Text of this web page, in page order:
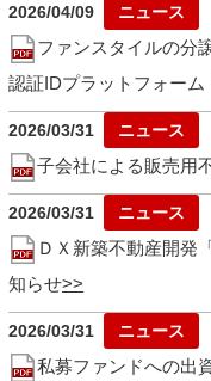
2026/04/09
ファンスタイルの分
認証IDプラットフォー
2026/03/31
子会社による販売用
2026/03/31
ＤＸ新築不動産開発
知らせ
2026/03/31
私募ファンドへの出